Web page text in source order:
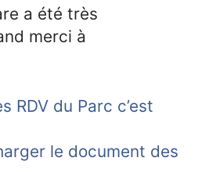
a été très
merci à
RDV du Parc c’est
le document des